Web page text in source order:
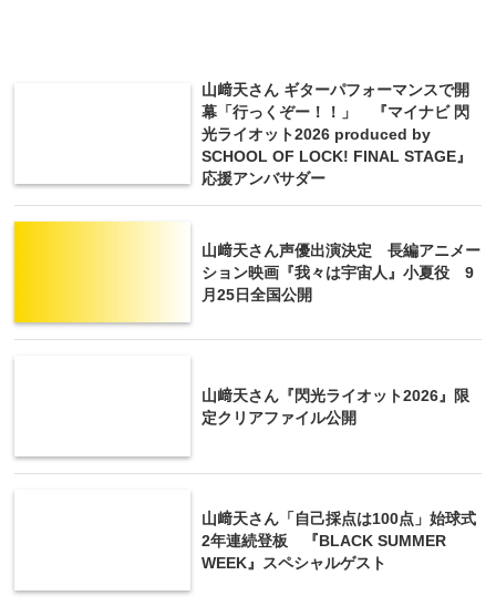
山﨑天さん ギターパフォーマンスで開
幕「行っくぞー！！」 『マイナビ 閃
光ライオット2026 produced by
SCHOOL OF LOCK! FINAL STAGE』
応援アンバサダー
山﨑天さん声優出演決定 長編アニメー
ション映画『我々は宇宙人』小夏役 9
月25日全国公開
山﨑天さん『閃光ライオット2026』限
定クリアファイル公開
山﨑天さん「自己採点は100点」始球式
2年連続登板 『BLACK SUMMER
WEEK』スペシャルゲスト